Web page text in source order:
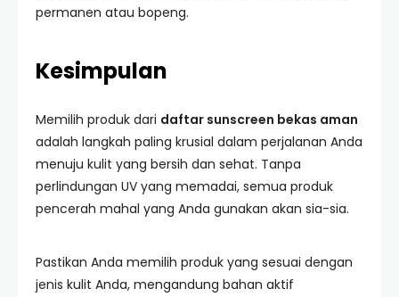
permanen atau bopeng.
Kesimpulan
Memilih produk dari daftar sunscreen bekas aman
adalah langkah paling krusial dalam perjalanan Anda
menuju kulit yang bersih dan sehat. Tanpa
perlindungan UV yang memadai, semua produk
pencerah mahal yang Anda gunakan akan sia-sia.
Pastikan Anda memilih produk yang sesuai dengan
jenis kulit Anda, mengandung bahan aktif